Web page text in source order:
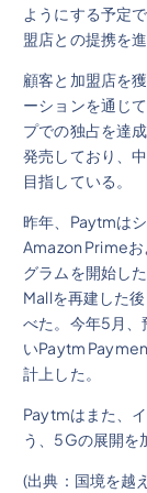
ようにする予定
盟店との提携を
顧客と加盟店を
ーションを通じ
プでの独占を達
発売しており、
目指している。
昨年、Paytmは
Amazon Prime
グラムを開始し
Mallを再建した
べた。今年5月、
いPaytm
計上した。
Paytmはまた、
う、5Gの展開を
(出典：国境を越